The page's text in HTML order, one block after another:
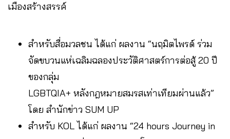
เมืองสร้างสรรค์
สำหรับสื่อมวลชน ได้แก่ ผลงาน “นฤมิตไพรด์ ร่วม
จัดขบวนแห่เฉลิมฉลองประวัติศาสตร์การต่อสู้ 20 ปี
ของกลุ่ม
LGBTQIA+ หลังกฎหมายสมรสเท่าเทียมผ่านแล้ว”
โดย สำนักข่าว SUM UP
สำหรับ KOL ได้แก่ ผลงาน “24 hours Journey in